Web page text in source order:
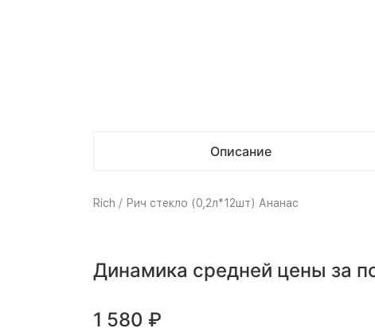
Описание
Rich / Рич стекло (0,2л*12шт) Ананас
Динамика средней цены за
1 580 ₽